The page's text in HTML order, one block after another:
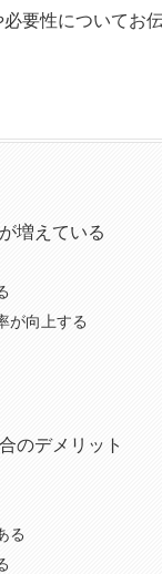
要性についてお
増えている
が向上する
のデメリット
る